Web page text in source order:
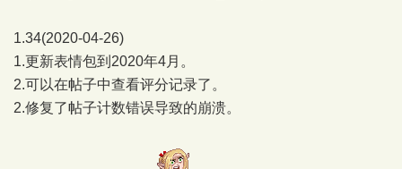
1.34(2020-04-26)
1.更新表情包到2020年4月。
2.可以在帖子中查看评分记录了。
2.修复了帖子计数错误导致的崩溃。